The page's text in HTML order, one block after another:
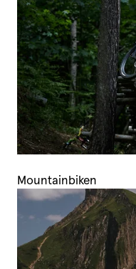
Mountainbiken